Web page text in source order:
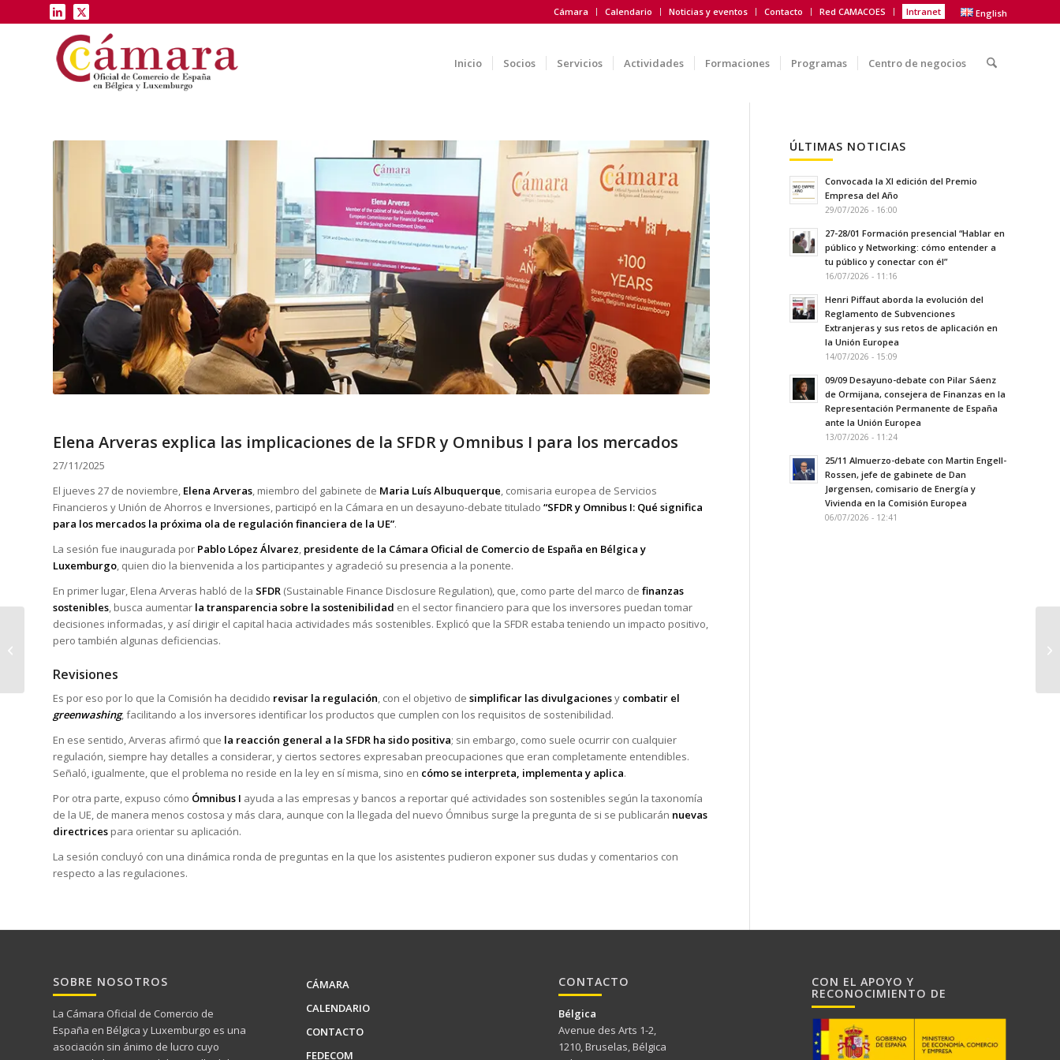
Cámara Calendario Noticias y eventos Contacto Red CAMACOES Intranet English
Inicio Socios Servicios Actividades Formaciones Programas Centro de negocios
Elena Arveras explica las implicaciones de la SFDR y Omnibus I para los mercados
27/11/2025
El jueves 27 de noviembre, Elena Arveras, miembro del gabinete de Maria Luís Albuquerque, comisaria europea de Servicios
Financieros y Unión de Ahorros e Inversiones, participó en la Cámara en un desayuno-debate titulado “SFDR y Omnibus I: Qué significa
para los mercados la próxima ola de regulación financiera de la UE”.
La sesión fue inaugurada por Pablo López Álvarez, presidente de la Cámara Oficial de Comercio de España en Bélgica y
Luxemburgo, quien dio la bienvenida a los participantes y agradeció su presencia a la ponente.
En primer lugar, Elena Arveras habló de la SFDR (Sustainable Finance Disclosure Regulation), que, como parte del marco de finanzas
sostenibles, busca aumentar la transparencia sobre la sostenibilidad en el sector financiero para que los inversores puedan tomar
decisiones informadas, y así dirigir el capital hacia actividades más sostenibles. Explicó que la SFDR estaba teniendo un impacto positivo,
pero también algunas deficiencias.
Revisiones
Es por eso por lo que la Comisión ha decidido revisar la regulación, con el objetivo de simplificar las divulgacionesy combatir el
greenwashing, facilitando a los inversores identificar los productos que cumplen con los requisitos de sostenibilidad.
En ese sentido, Arveras afirmó que la reacción general a la SFDR ha sido positiva; sin embargo, como suele ocurrir con cualquier
regulación, siempre hay detalles a considerar, y ciertos sectores expresaban preocupaciones que eran completamente entendibles.
Señaló, igualmente, que el problema no reside en la ley en sí misma, sino en cómo se interpreta, implementa y aplica.
Por otra parte, expuso cómo Ómnibus I ayuda a las empresas y bancos a reportar qué actividades son sostenibles según la taxonomía
de la UE, de manera menos costosa y más clara, aunque con la llegada del nuevo Ómnibus surge la pregunta de si se publicarán nuevas
directrices para orientar su aplicación.
La sesión concluyó con una dinámica ronda de preguntas en la que los asistentes pudieron exponer sus dudas y comentarios con
respecto a las regulaciones.
ÚLTIMAS NOTICIAS
Convocada la XI edición del Premio
Empresa del Año
29/07/2026 - 16:00
27-28/01 Formación presencial “Hablar en
público y Networking: cómo entender a
tu público y conectar con él”
16/07/2026 - 11:16
Henri Piffaut aborda la evolución del
Reglamento de Subvenciones
Extranjeras y sus retos de aplicación en
la Unión Europea
14/07/2026 - 15:09
09/09 Desayuno-debate con Pilar Sáenz
de Ormijana, consejera de Finanzas en la
Representación Permanente de España
ante la Unión Europea
13/07/2026 - 11:24
25/11 Almuerzo-debate con Martin Engell-
Rossen, jefe de gabinete de Dan
Jørgensen, comisario de Energía y
Vivienda en la Comisión Europea
06/07/2026 - 12:41
SOBRE NOSOTROS
La Cámara Oficial de Comercio de
España en Bélgica y Luxemburgo es una
asociación sin ánimo de lucro cuyo
CÁMARA
CALENDARIO
CONTACTO
FEDECOM
CONTACTO
Bélgica
Avenue des Arts 1-2,
1210, Bruselas, Bélgica
CON EL APOYO Y
RECONOCIMIENTO DE
La Cámara abre el
plazo de presentación
eventos para 202...